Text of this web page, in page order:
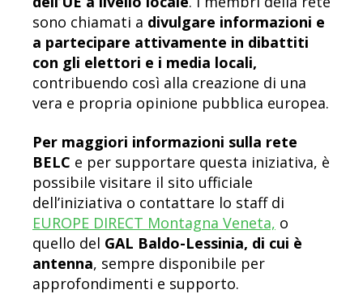
sono chiamati a divulgare informazioni e
a partecipare attivamente in dibattiti
con gli elettori e i media locali,
contribuendo così alla creazione di una
vera e propria opinione pubblica europea.
Per maggiori informazioni sulla rete
BELC e per supportare questa iniziativa, è
possibile visitare il sito ufficiale
dell’iniziativa o contattare lo staff di
EUROPE DIRECT Montagna Veneta, o
quello del GAL Baldo-Lessinia, di cui è
antenna, sempre disponibile per
approfondimenti e supporto.